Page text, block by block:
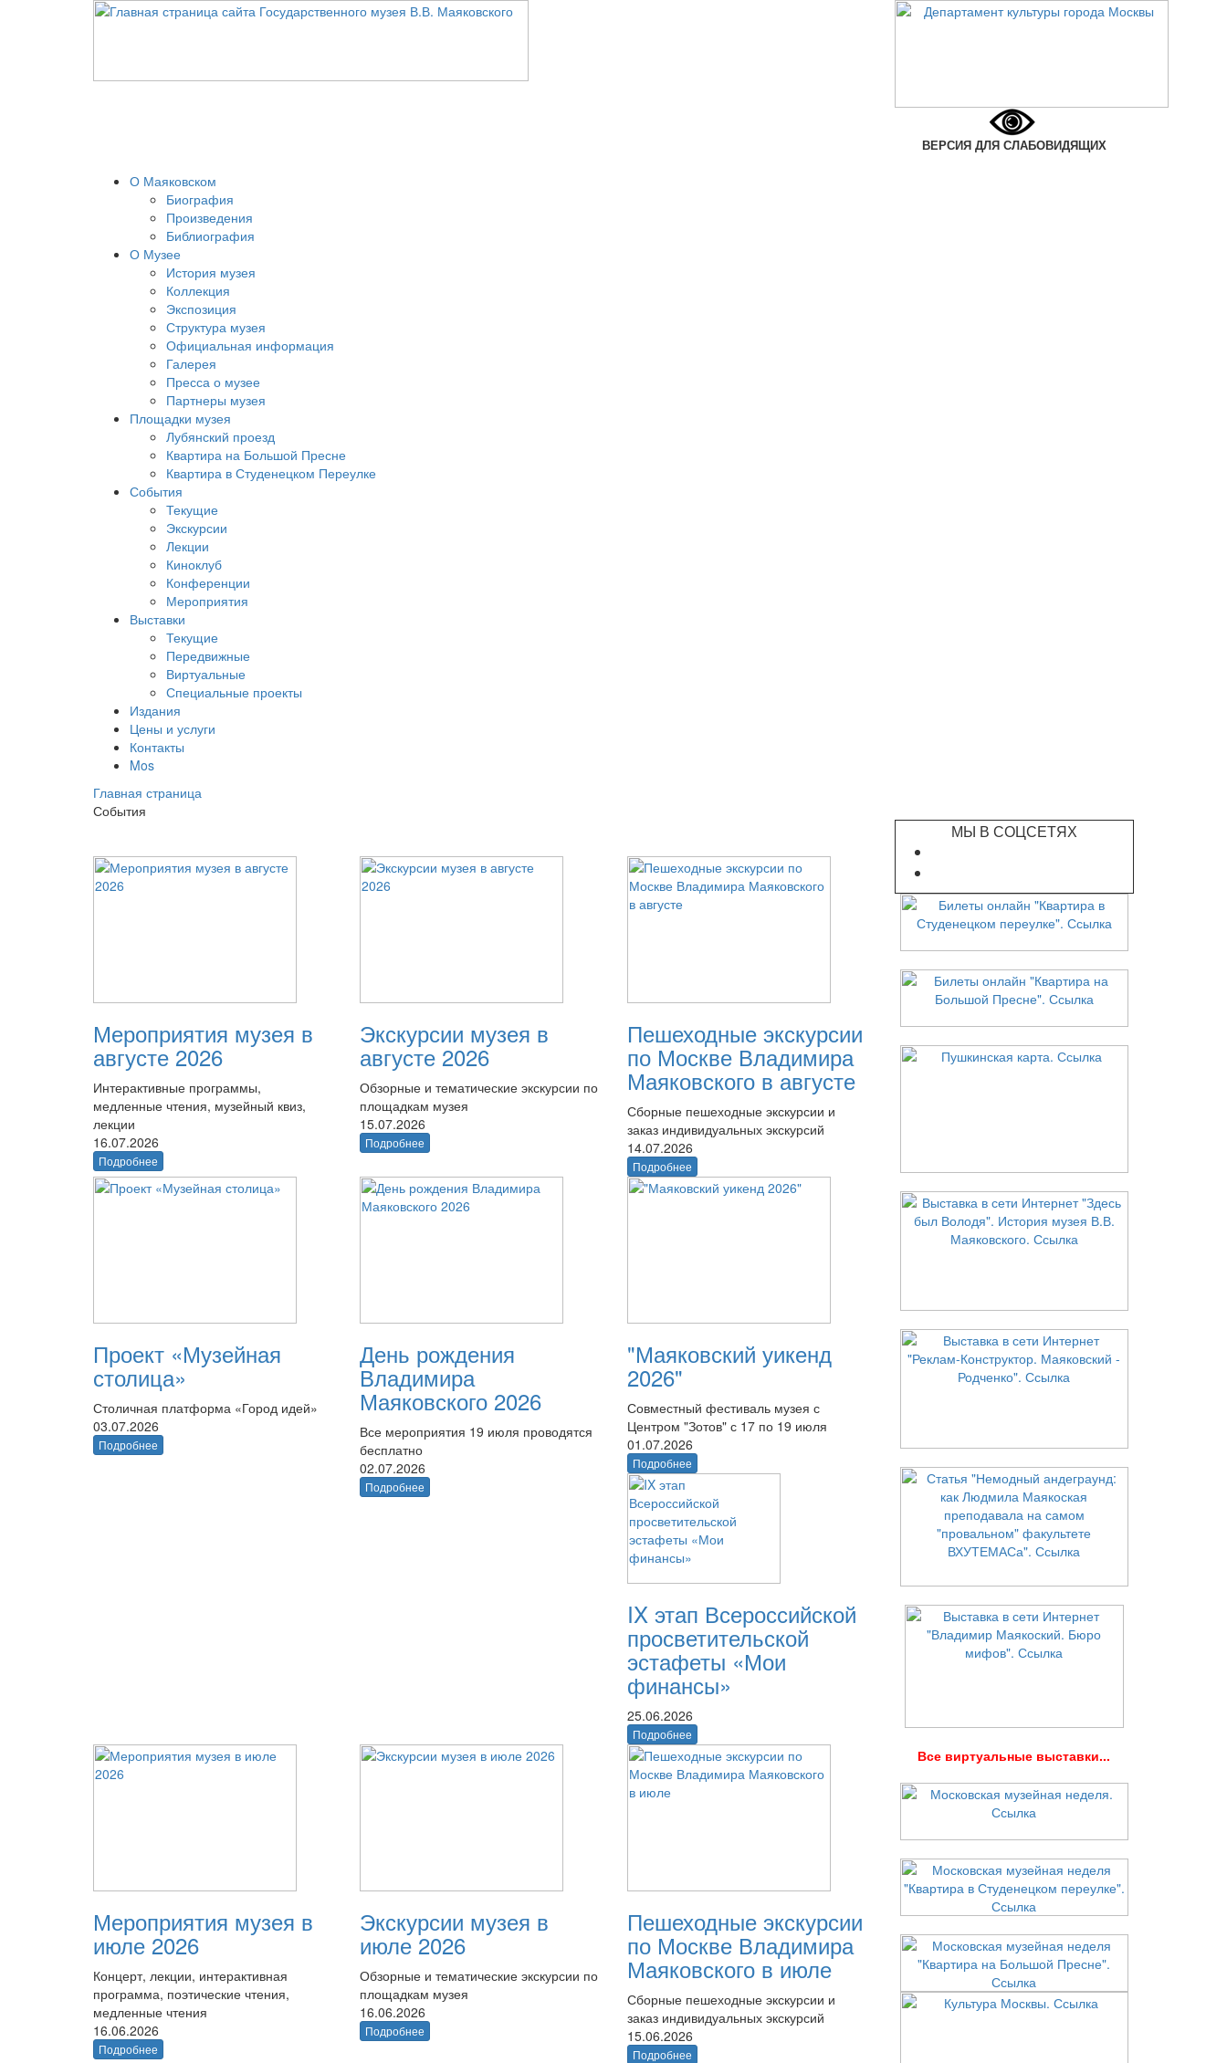
ВЕРСИЯ ДЛЯ СЛАБОВИДЯЩИХ
О Маяковском
Биография
Произведения
Библиография
О Музее
История музея
Коллекция
Экспозиция
Структура музея
Официальная информация
Галерея
Пресса о музее
Партнеры музея
Площадки музея
Лубянский проезд
Квартира на Большой Пресне
Квартира в Студенецком Переулке
События
Текущие
Экскурсии
Лекции
Киноклуб
Конференции
Мероприятия
Выставки
Текущие
Передвижные
Виртуальные
Специальные проекты
Издания
Цены и услуги
Контакты
Mos
Главная страница
События
Мероприятия музея в
августе 2026
Интерактивные программы,
медленные чтения, музейный квиз,
лекции
16.07.2026
Подробнее
Экскурсии музея в
августе 2026
Обзорные и тематические экскурсии по
площадкам музея
15.07.2026
Подробнее
Пешеходные экскурсии
по Москве Владимира
Маяковского в августе
Сборные пешеходные экскурсии и
заказ индивидуальных экскурсий
14.07.2026
Подробнее
Проект «Музейная
столица»
Столичная платформа «Город идей»
03.07.2026
Подробнее
День рождения
Владимира
Маяковского 2026
Все мероприятия 19 июля проводятся
бесплатно
02.07.2026
Подробнее
"Маяковский уикенд
2026"
Совместный фестиваль музея с
Центром "Зотов" с 17 по 19 июля
01.07.2026
Подробнее
IX этап Всероссийской
просветительской
эстафеты «Мои
финансы»
25.06.2026
Подробнее
Мероприятия музея в
июле 2026
Концерт, лекции, интерактивная
программа, поэтические чтения,
медленные чтения
16.06.2026
Подробнее
Экскурсии музея в
июле 2026
Обзорные и тематические экскурсии по
площадкам музея
16.06.2026
Подробнее
Пешеходные экскурсии
по Москве Владимира
Маяковского в июле
Сборные пешеходные экскурсии и
заказ индивидуальных экскурсий
15.06.2026
Подробнее
МЫ В СОЦСЕТЯХ
Все виртуальные выставки...